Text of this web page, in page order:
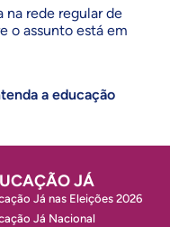
na rede regular de
o assunto está em
a educação
JÁ
Já nas Eleições 2026
Já Nacional